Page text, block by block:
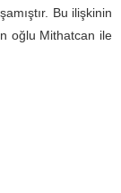
Bu ilişkinin
oğlu Mithatcan ile